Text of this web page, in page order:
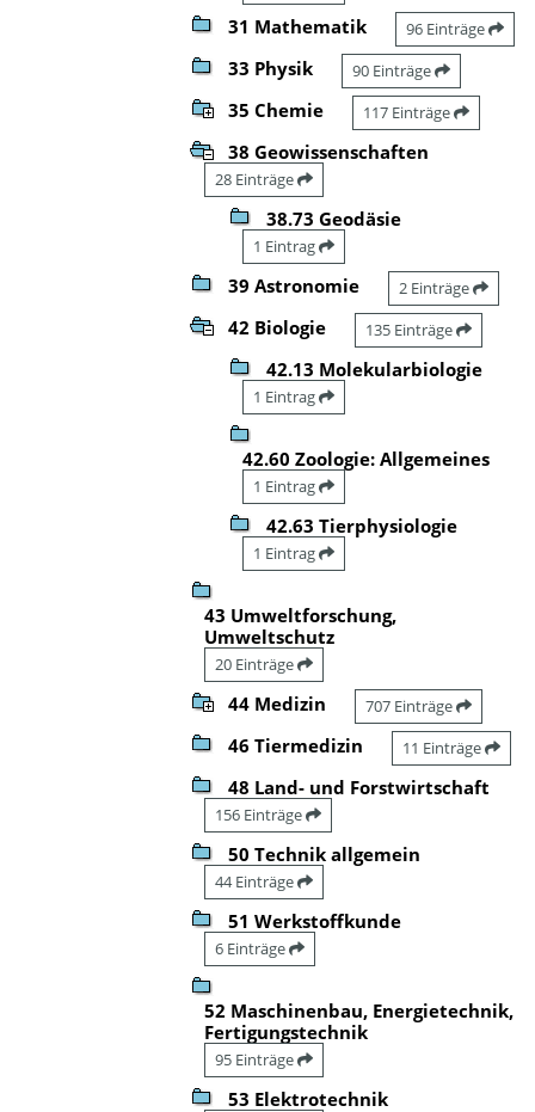
31 Mathematik 96 Einträge
33 Physik 90 Einträge
35 Chemie 117 Einträge
38 Geowissenschaften
28 Einträge
38.73 Geodäsie
1 Eintrag
39 Astronomie 2 Einträge
42 Biologie 135 Einträge
42.13 Molekularbiologie
1 Eintrag
42.60 Zoologie: Allgemeines
1 Eintrag
42.63 Tierphysiologie
1 Eintrag
43 Umweltforschung,
Umweltschutz
20 Einträge
44 Medizin 707 Einträge
46 Tiermedizin 11 Einträge
48 Land- und Forstwirtschaft
156 Einträge
50 Technik allgemein
44 Einträge
51 Werkstoffkunde
6 Einträge
52 Maschinenbau, Energietechnik,
Fertigungstechnik
95 Einträge
53 Elektrotechnik